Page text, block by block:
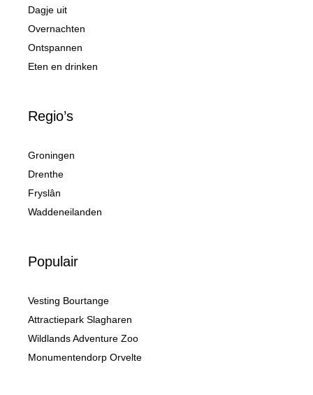
Dagje uit
Overnachten
Ontspannen
Eten en drinken
Regio’s
Groningen
Drenthe
Fryslân
Waddeneilanden
Populair
Vesting Bourtange
Attractiepark Slagharen
Wildlands Adventure Zoo
Monumentendorp Orvelte